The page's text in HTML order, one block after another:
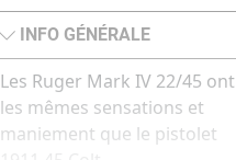
INFO GÉNÉRALE
Les Ruger Mark IV 22/45 ont
les mêmes sensations et
maniement que le pistolet